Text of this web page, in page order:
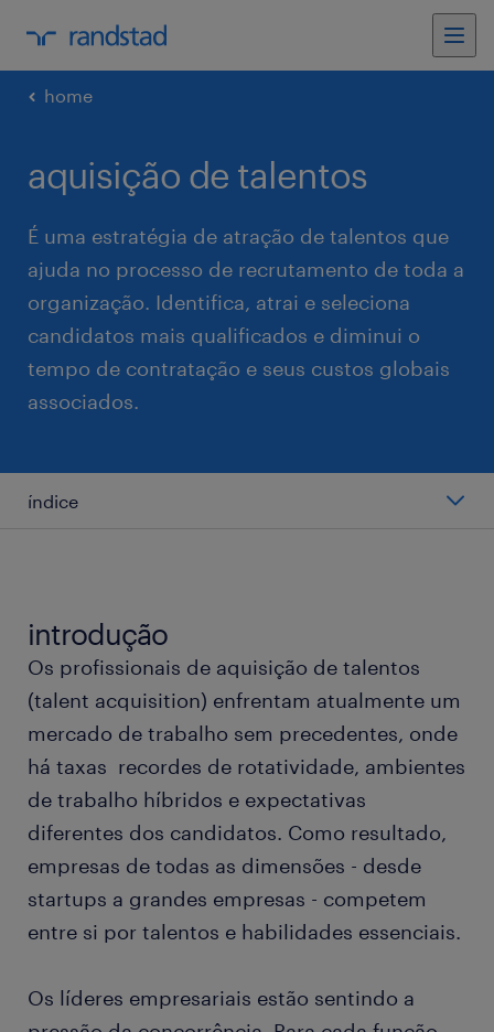
home
aquisição de talentos
É uma estratégia de atração de talentos que
ajuda no processo de recrutamento de toda a
organização. Identifica, atrai e seleciona
candidatos mais qualificados e diminui o
tempo de contratação e seus custos globais
associados.
índice
aquisição de talentos vs. recrutamento
sinais de que é preciso melhorar a sua aquisição
de talentos
como construir estratégias de aquisição de
talentos de sucesso
como construir uma equipe de AT de sucesso
como a Randstad pode ajudar
introdução
Os profissionais de aquisição de talentos
(talent acquisition) enfrentam atualmente um
mercado de trabalho sem precedentes, onde
há taxas recordes de rotatividade, ambientes
de trabalho híbridos e expectativas
diferentes dos candidatos. Como resultado,
empresas de todas as dimensões - desde
startups a grandes empresas - competem
entre si por talentos e habilidades essenciais.
Os líderes empresariais estão sentindo a